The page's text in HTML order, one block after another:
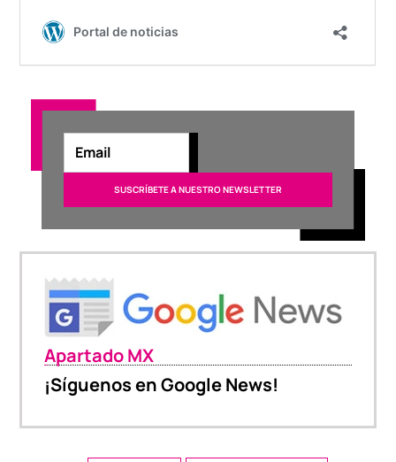
Apartado MX
¡Síguenos en Google News!